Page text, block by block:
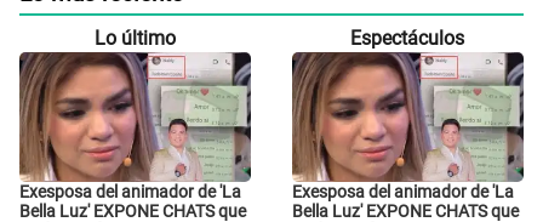
Lo último
Exesposa del animador de 'La
Bella Luz' EXPONE CHATS que
Espectáculos
Exesposa del animador de 'La
Bella Luz' EXPONE CHATS que